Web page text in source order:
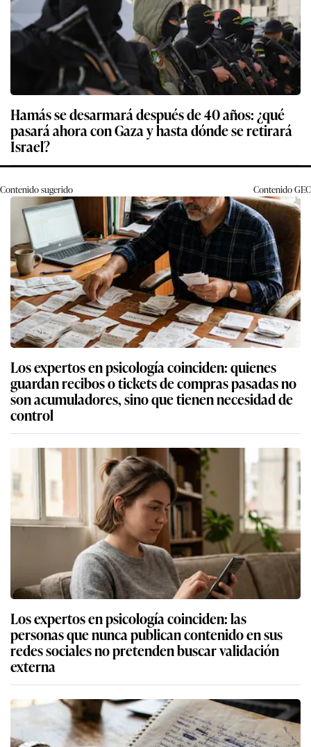
Hamás se desarmará después de 40 años: ¿qué
pasará ahora con Gaza y hasta dónde se retirará
Israel?
Contenido sugerido ContenidoGEC
Los expertos en psicología coinciden: quienes
guardan recibos o tickets de compras pasadas no
son acumuladores, sino que tienen necesidad de
control
Los expertos en psicología coinciden: las
personas que nunca publican contenido en sus
redes sociales no pretenden buscar validación
externa